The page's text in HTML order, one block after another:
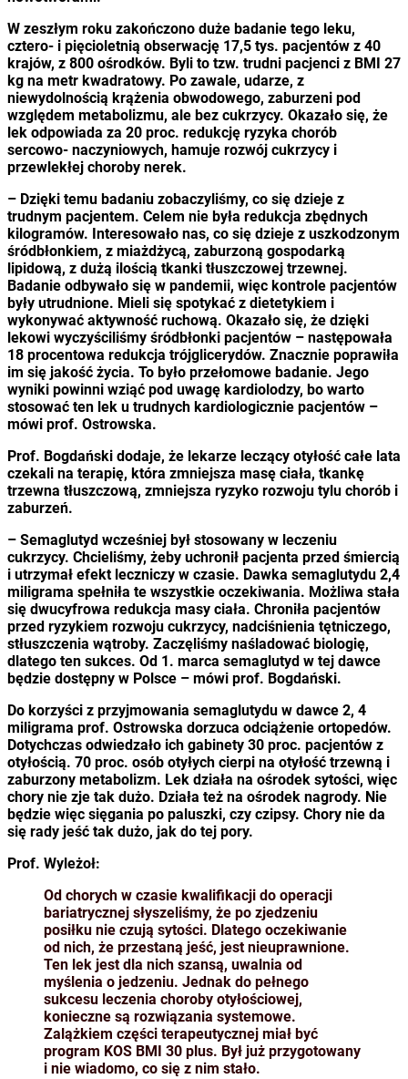
W zeszłym roku zakończono duże badanie tego leku,
cztero- i pięcioletnią obserwację 17,5 tys. pacjentów z 40
krajów, z 800 ośrodków. Byli to tzw. trudni pacjenci z BMI 27
kg na metr kwadratowy. Po zawale, udarze, z
niewydolnością krążenia obwodowego, zaburzeni pod
względem metabolizmu, ale bez cukrzycy. Okazało się, że
lek odpowiada za 20 proc. redukcję ryzyka chorób
sercowo- naczyniowych, hamuje rozwój cukrzycy i
przewlekłej choroby nerek.
– Dzięki temu badaniu zobaczyliśmy, co się dzieje z
trudnym pacjentem. Celem nie była redukcja zbędnych
kilogramów. Interesowało nas, co się dzieje z uszkodzonym
śródbłonkiem, z miażdżycą, zaburzoną gospodarką
lipidową, z dużą ilością tkanki tłuszczowej trzewnej.
Badanie odbywało się w pandemii, więc kontrole pacjentów
były utrudnione. Mieli się spotykać z dietetykiem i
wykonywać aktywność ruchową. Okazało się, że dzięki
lekowi wyczyściliśmy śródbłonki pacjentów – następowała
18 procentowa redukcja trójglicerydów. Znacznie poprawiła
im się jakość życia. To było przełomowe badanie. Jego
wyniki powinni wziąć pod uwagę kardiolodzy, bo warto
stosować ten lek u trudnych kardiologicznie pacjentów –
mówi prof. Ostrowska.
Prof. Bogdański dodaje, że lekarze leczący otyłość całe lata
czekali na terapię, która zmniejsza masę ciała, tkankę
trzewna tłuszczową, zmniejsza ryzyko rozwoju tylu chorób i
zaburzeń.
– Semaglutyd wcześniej był stosowany w leczeniu
cukrzycy. Chcieliśmy, żeby uchronił pacjenta przed śmiercią
i utrzymał efekt leczniczy w czasie. Dawka semaglutydu 2,4
miligrama spełniła te wszystkie oczekiwania. Możliwa stała
się dwucyfrowa redukcja masy ciała. Chroniła pacjentów
przed ryzykiem rozwoju cukrzycy, nadciśnienia tętniczego,
stłuszczenia wątroby. Zaczęliśmy naśladować biologię,
dlatego ten sukces. Od 1. marca semaglutyd w tej dawce
będzie dostępny w Polsce – mówi prof. Bogdański.
Do korzyści z przyjmowania semaglutydu w dawce 2, 4
miligrama prof. Ostrowska dorzuca odciążenie ortopedów.
Dotychczas odwiedzało ich gabinety 30 proc. pacjentów z
otyłością. 70 proc. osób otyłych cierpi na otyłość trzewną i
zaburzony metabolizm. Lek działa na ośrodek sytości, więc
chory nie zje tak dużo. Działa też na ośrodek nagrody. Nie
będzie więc sięgania po paluszki, czy czipsy. Chory nie da
się rady jeść tak dużo, jak do tej pory.
Prof. Wyleżoł:
Od chorych w czasie kwalifikacji do operacji
bariatrycznej słyszeliśmy, że po zjedzeniu
posiłku nie czują sytości. Dlatego oczekiwanie
od nich, że przestaną jeść, jest nieuprawnione.
Ten lek jest dla nich szansą, uwalnia od
myślenia o jedzeniu. Jednak do pełnego
sukcesu leczenia choroby otyłościowej,
konieczne są rozwiązania systemowe.
Zalążkiem części terapeutycznej miał być
program KOS BMI 30 plus. Był już przygotowany
i nie wiadomo, co się z nim stało.